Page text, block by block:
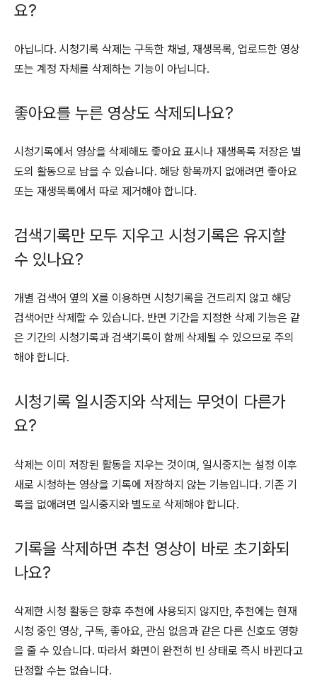
요?
아닙니다. 시청기록 삭제는 구독한 채널, 재생목록, 업로드한 영상
또는 계정 자체를 삭제하는 기능이 아닙니다.
좋아요를 누른 영상도 삭제되나요?
시청기록에서 영상을 삭제해도 좋아요 표시나 재생목록 저장은 별
도의 활동으로 남을 수 있습니다. 해당 항목까지 없애려면 좋아요
또는 재생목록에서 따로 제거해야 합니다.
검색기록만 모두 지우고 시청기록은 유지할
수 있나요?
개별 검색어 옆의 X를 이용하면 시청기록을 건드리지 않고 해당
검색어만 삭제할 수 있습니다. 반면 기간을 지정한 삭제 기능은 같
은 기간의 시청기록과 검색기록이 함께 삭제될 수 있으므로 주의
해야 합니다.
시청기록 일시중지와 삭제는 무엇이 다른가
요?
삭제는 이미 저장된 활동을 지우는 것이며, 일시중지는 설정 이후
새로 시청하는 영상을 기록에 저장하지 않는 기능입니다. 기존 기
록을 없애려면 일시중지와 별도로 삭제해야 합니다.
기록을 삭제하면 추천 영상이 바로 초기화되
나요?
삭제한 시청 활동은 향후 추천에 사용되지 않지만, 추천에는 현재
시청 중인 영상, 구독, 좋아요, 관심 없음과 같은 다른 신호도 영향
을 줄 수 있습니다. 따라서 화면이 완전히 빈 상태로 즉시 바뀐다고
단정할 수는 없습니다.